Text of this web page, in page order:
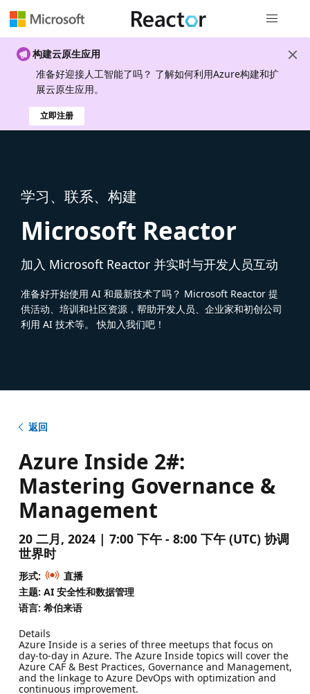
构建云原生应用
准备好迎接人工智能了吗？ 了解如何利用Azure构建和扩
展云原生应用。
立即注册
学习、联系、构建
Microsoft Reactor
加入 Microsoft Reactor 并实时与开发人员互动
准备好开始使用 AI 和最新技术了吗？ Microsoft Reactor 提
供活动、培训和社区资源，帮助开发人员、企业家和初创公司
利用 AI 技术等。 快加入我们吧！
返回
Azure Inside 2#:
Mastering Governance &
Management
20 二月, 2024 | 7:00 下午 - 8:00 下午 (UTC) 协调
世界时
形式:
直播
主题: AI 安全性和数据管理
语言: 希伯来语
Details
Azure Inside is a series of three meetups that focus on
day-to-day in Azure. The Azure Inside topics will cover the
Azure CAF & Best Practices, Governance and Management,
and the linkage to Azure DevOps with optimization and
continuous improvement.